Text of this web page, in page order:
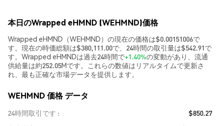
本日のWrapped eHMND (WEHMND)価格
Wrapped eHMND（WEHMND）の現在の価格は$0.00151006で
す。現在の時価総額は$380,111.00で、24時間の取引量は$542.91で
す。Wrapped eHMNDは過去24時間で+1.40%の変動があり、流通
供給量は約252.05Mです。これらの数値はリアルタイムで更新さ
れ、最も正確な市場データを提供します。
WEHMND 価格 データ
24時間取引です
$850.27